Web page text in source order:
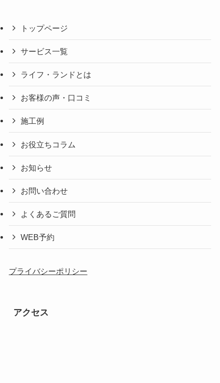
トップページ
サービス一覧
ライフ・ランドとは
お客様の声・口コミ
施工例
お役立ちコラム
お知らせ
お問い合わせ
よくあるご質問
WEB予約
プライバシーポリシー
アクセス